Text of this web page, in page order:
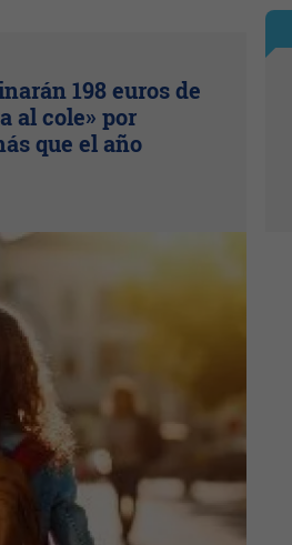
198 euros de
al cole» por
que el año